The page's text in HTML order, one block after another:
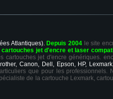
Atlantiques). Depuis 2004 le site
cartouches jet d'encre et laser
cartouches jet d'encre génériques.
Canon, Dell, Epson, HP,
que pour les professionnels.
de la cartouche Lexmark,